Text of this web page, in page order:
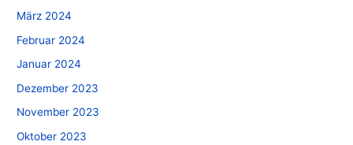
März 2024
Februar 2024
Januar 2024
Dezember 2023
November 2023
Oktober 2023